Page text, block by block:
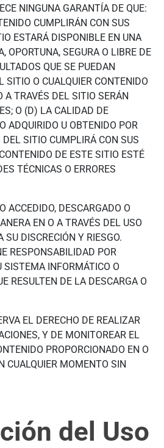
NINGUNA GARANTÍA DE QUE:
CUMPLIRÁN CON SUS
ESTARÁ DISPONIBLE EN UNA
OPORTUNA, SEGURA O LIBRE DE
QUE SE PUEDAN
SITIO O CUALQUIER CONTENIDO
A TRAVÉS DEL SITIO SERÁN
O (D) LA CALIDAD DE
ADQUIRIDO U OBTENIDO POR
SITIO CUMPLIRÁ CON SUS
DE ESTE SITIO ESTÉ
TÉCNICAS O ERRORES
ACCEDIDO, DESCARGADO O
EN O A TRAVÉS DEL USO
DISCRECIÓN Y RIESGO.
RESPONSABILIDAD POR
SISTEMA INFORMÁTICO O
RESULTEN DE LA DESCARGA O
EL DERECHO DE REALIZAR
Y DE MONITOREAR EL
PROPORCIONADO EN O
CUALQUIER MOMENTO SIN
del Uso